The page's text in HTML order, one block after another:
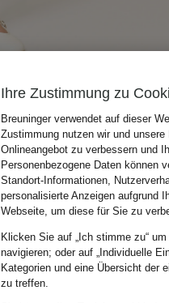
Ihre Zustimmung zu
Breuninger verwendet auf dieser
Zustimmung nutzen wir und
Onlineangebot zu verbessern und
Personenbezogene Daten können
Standort-Informationen,
personalisierte Anzeigen aufgrund
Webseite, um diese für Sie zu
Klicken Sie auf „Ich stimme zu“
navigieren; oder auf „Individuelle
Kategorien und eine Übersicht der
zu treffen.